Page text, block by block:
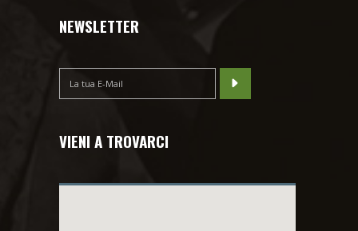
NEWSLETTER
VIENI A TROVARCI